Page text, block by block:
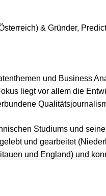
& Gründer,
und Business
liegt vor allem die
Studiums und
und gearbeitet
und England) und